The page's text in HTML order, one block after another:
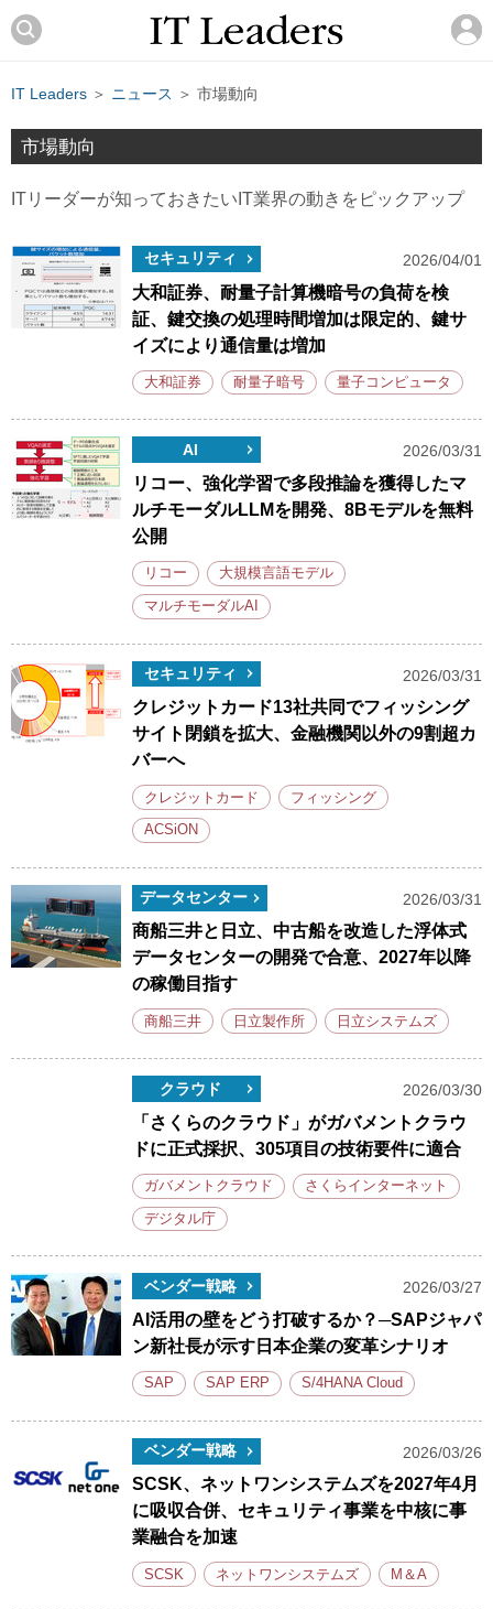
IT Leaders ＞ ニュース ＞ 市場動向
市場動向
ITリーダーが知っておきたいIT業界の動きをピックアップ
セキュリティ 2026/04/01
大和証券、耐量子計算機暗号の負荷を検
証、鍵交換の処理時間増加は限定的、鍵サ
イズにより通信量は増加
大和証券 耐量子暗号 量子コンピュータ
AI 2026/03/31
リコー、強化学習で多段推論を獲得したマ
ルチモーダルLLMを開発、8Bモデルを無料
公開
リコー 大規模言語モデル
マルチモーダルAI
セキュリティ 2026/03/31
クレジットカード13社共同でフィッシング
サイト閉鎖を拡大、金融機関以外の9割超カ
バーへ
クレジットカード フィッシング
ACSiON
データセンター 2026/03/31
商船三井と日立、中古船を改造した浮体式
データセンターの開発で合意、2027年以降
の稼働目指す
商船三井 日立製作所 日立システムズ
クラウド 2026/03/30
「さくらのクラウド」がガバメントクラウ
ドに正式採択、305項目の技術要件に適合
ガバメントクラウド さくらインターネット
デジタル庁
ベンダー戦略 2026/03/27
AI活用の壁をどう打破するか？─SAPジャパ
ン新社長が示す日本企業の変革シナリオ
SAP SAP ERP S/4HANA Cloud
ベンダー戦略 2026/03/26
SCSK、ネットワンシステムズを2027年4月
に吸収合併、セキュリティ事業を中核に事
業融合を加速
SCSK ネットワンシステムズ M＆A